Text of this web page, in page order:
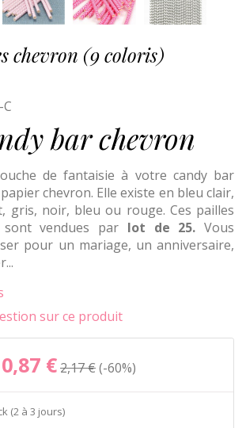
chevron (9 coloris)
bar chevron
de fantaisie à votre candy bar
chevron. Elle existe en bleu clair,
gris, noir, bleu ou rouge. Ces pailles
sont vendues par lot de 25. Vous
pour un mariage, un anniversaire,
sur ce produit
0,87 €2,17 € -60%
(2 à 3 jours)